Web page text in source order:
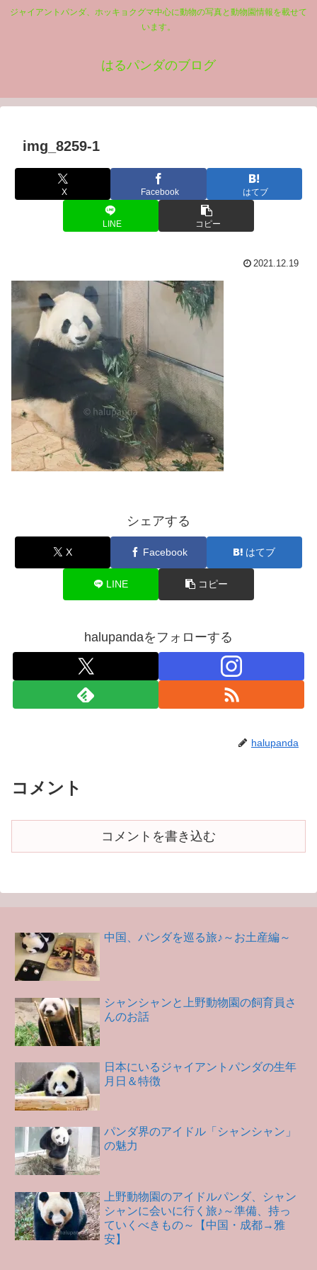
ジャイアントパンダ、ホッキョクグマ中心に動物の写真と動物園情報を載せて
います。
はるパンダのブログ
img_8259-1
X Facebook はてブ
LINE コピー
2021.12.19
シェアする
X Facebook はてブ
LINE コピー
halupandaをフォローする
halupanda
コメント
コメントを書き込む
中国、パンダを巡る旅♪～お土産編～
シャンシャンと上野動物園の飼育員さ
んのお話
日本にいるジャイアントパンダの生年
月日＆特徴
パンダ界のアイドル「シャンシャン」
の魅力
上野動物園のアイドルパンダ、シャン
シャンに会いに行く旅♪～準備、持っ
ていくべきもの～【中国・成都→雅
安】